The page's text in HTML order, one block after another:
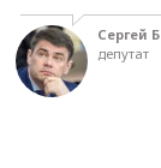
Сергей
депутат